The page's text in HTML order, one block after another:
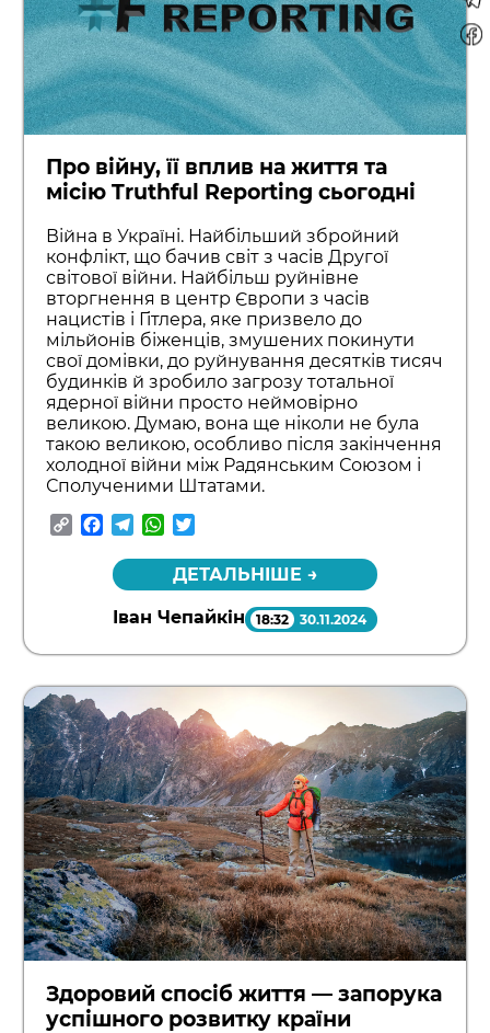
Про війну, її вплив на життя та
місію Truthful Reporting сьогодні
Війна в Україні. Найбільший збройний
конфлікт, що бачив світ з часів Другої
світової війни. Найбільш руйнівне
вторгнення в центр Європи з часів
нацистів і Гітлера, яке призвело до
мільйонів біженців, змушених покинути
свої домівки, до руйнування десятків тисяч
будинків й зробило загрозу тотальної
ядерної війни просто неймовірно
великою. Думаю, вона ще ніколи не була
такою великою, особливо після закінчення
холодної війни між Радянським Союзом і
Сполученими Штатами.
CopyFacebook
TelegramWhatsApp
ДЕТАЛЬНІШЕ →
Іван Чепайкін 18:32 30.11.2024
Здоровий спосіб життя — запорука
успішного розвитку країни